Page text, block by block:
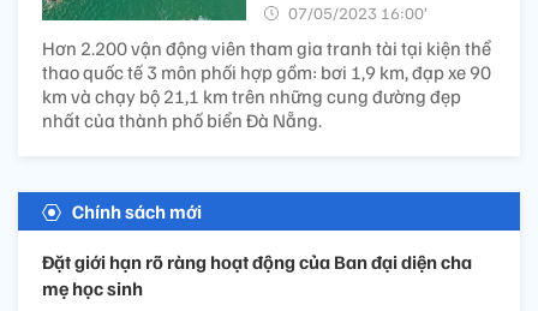
07/05/2023 16:00’
Hơn 2.200 vận động viên tham gia tranh tài tại kiện thể
thao quốc tế 3 môn phối hợp gồm: bơi 1,9 km, đạp xe 90
km và chạy bộ 21,1 km trên những cung đường đẹp
nhất của thành phố biển Đà Nẵng.
Chính sách mới
Đặt giới hạn rõ ràng hoạt động của Ban đại diện cha
mẹ học sinh